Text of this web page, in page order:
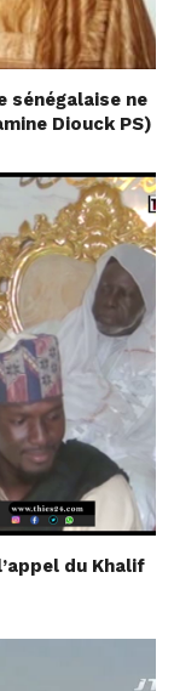
sénégalaise ne
Diouck PS)
du Khalif